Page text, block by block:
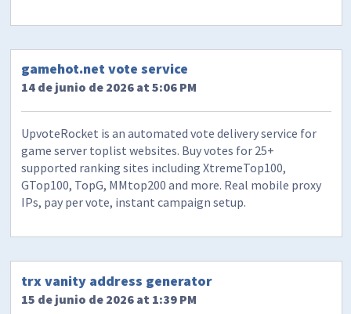
gamehot.net vote service
14 de junio de 2026 at 5:06 PM
UpvoteRocket is an automated vote delivery service for
game server toplist websites. Buy votes for 25+
supported ranking sites including XtremeTop100,
GTop100, TopG, MMtop200 and more. Real mobile proxy
IPs, pay per vote, instant campaign setup.
trx vanity address generator
15 de junio de 2026 at 1:39 PM